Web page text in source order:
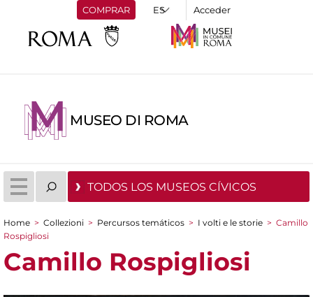
COMPRAR Acceder
MUSEO DI ROMA
TODOS LOS MUSEOS CÍVICOS
You are here
Home > Collezioni > Percursos temáticos > I volti e le storie > Camillo
Rospigliosi
Camillo Rospigliosi